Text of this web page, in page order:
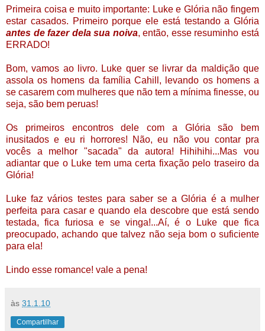
Primeira coisa e muito importante: Luke e Glória não fingem
estar casados. Primeiro porque ele está testando a Glória
antes de fazer dela sua noiva, então, esse resuminho está
ERRADO!
Bom, vamos ao livro. Luke quer se livrar da maldição que
assola os homens da família Cahill, levando os homens a
se casarem com mulheres que não tem a mínima finesse, ou
seja, são bem peruas!
Os primeiros encontros dele com a Glória são bem
inusitados e eu ri horrores! Não, eu não vou contar pra
vocês a melhor "sacada" da autora! Hihihihi...Mas vou
adiantar que o Luke tem uma certa fixação pelo traseiro da
Glória!
Luke faz vários testes para saber se a Glória é a mulher
perfeita para casar e quando ela descobre que está sendo
testada, fica furiosa e se vinga!...Aí, é o Luke que fica
preocupado, achando que talvez não seja bom o suficiente
para ela!
Lindo esse romance! vale a pena!
às 31.1.10
Compartilhar